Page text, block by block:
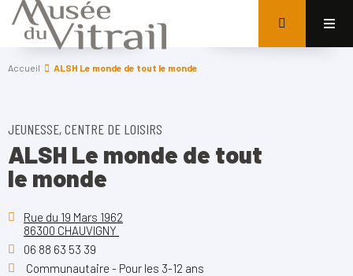
Accueil ALSH Le monde de tout le monde
JEUNESSE, CENTRE DE LOISIRS
ALSH Le monde de tout
le monde
Rue du 19 Mars 1962
86300 CHAUVIGNY
06 88 63 53 39
Communautaire - Pour les 3-12 ans